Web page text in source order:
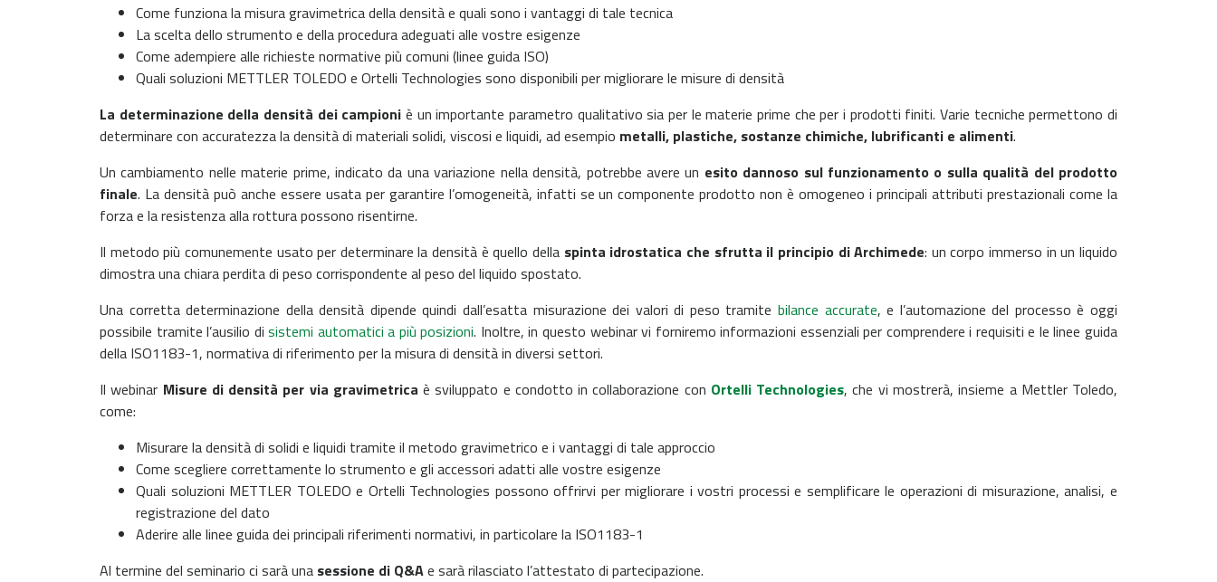
Come funziona la misura gravimetrica della densità e quali sono i vantaggi di tale tecnica
La scelta dello strumento e della procedura adeguati alle vostre esigenze
Come adempiere alle richieste normative più comuni (linee guida ISO)
Quali soluzioni METTLER TOLEDO e Ortelli Technologies sono disponibili per migliorare le misure di densità
La determinazione della densità dei campioni è un importante parametro qualitativo sia per le materie prime che per i prodotti finiti. Varie tecniche permettono di
determinare con accuratezza la densità di materiali solidi, viscosi e liquidi, ad esempio metalli, plastiche, sostanze chimiche, lubrificanti e alimenti.
Un cambiamento nelle materie prime, indicato da una variazione nella densità, potrebbe avere un esito dannoso sul funzionamento o sulla qualità del prodotto
finale. La densità può anche essere usata per garantire l’omogeneità, infatti se un componente prodotto non è omogeneo i principali attributi prestazionali come la
forza e la resistenza alla rottura possono risentirne.
Il metodo più comunemente usato per determinare la densità è quello della spinta idrostatica che sfrutta il principio di Archimede: un corpo immerso in un liquido
dimostra una chiara perdita di peso corrispondente al peso del liquido spostato.
Una corretta determinazione della densità dipende quindi dall’esatta misurazione dei valori di peso tramite bilance accurate, e l’automazione del processo è oggi
possibile tramite l’ausilio disistemi automatici a più posizioni. Inoltre, in questo webinar vi forniremo informazioni essenziali per comprendere i requisiti e le linee guida
della ISO1183-1, normativa di riferimento per la misura di densità in diversi settori.
Il webinar Misure di densità per via gravimetrica è sviluppato e condotto in collaborazione con Ortelli Technologies, che vi mostrerà, insieme a Mettler Toledo,
come:
Misurare la densità di solidi e liquidi tramite il metodo gravimetrico e i vantaggi di tale approccio
Come scegliere correttamente lo strumento e gli accessori adatti alle vostre esigenze
Quali soluzioni METTLER TOLEDO e Ortelli Technologies possono offrirvi per migliorare i vostri processi e semplificare le operazioni di misurazione, analisi, e
registrazione del dato
Aderire alle linee guida dei principali riferimenti normativi, in particolare la ISO1183-1
Al termine del seminario ci sarà una sessione di Q&Ae sarà rilasciato l’attestato di partecipazione.